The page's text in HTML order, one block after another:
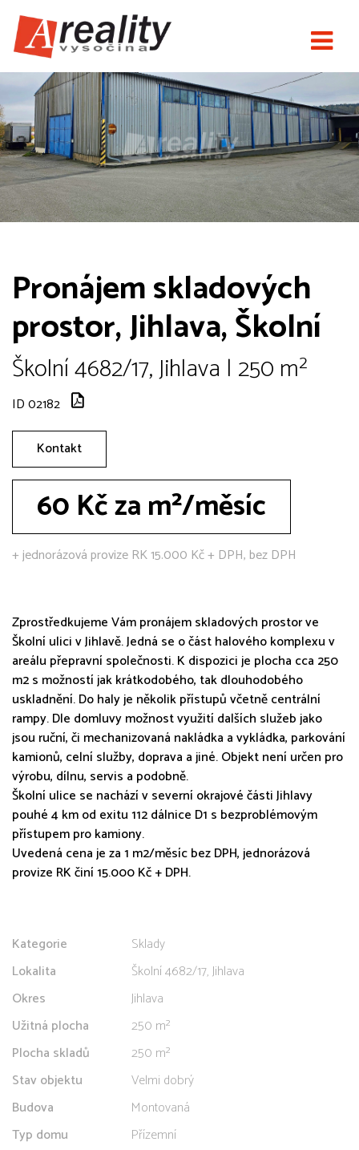
Pronájem skladových
prostor, Jihlava, Školní
Školní 4682/17, Jihlava | 250 m²
ID 02182
Kontakt
60 Kč za m²/měsíc
+ jednorázová provize RK 15.000 Kč + DPH, bez DPH
Zprostředkujeme Vám pronájem skladových prostor ve
Školní ulici v Jihlavě. Jedná se o část halového komplexu v
areálu přepravní společnosti. K dispozici je plocha cca 250
m2 s možností jak krátkodobého, tak dlouhodobého
uskladnění. Do haly je několik přístupů včetně centrální
rampy. Dle domluvy možnost využití dalších služeb jako
jsou ruční, či mechanizovaná nakládka a vykládka, parkování
kamionů, celní služby, doprava a jiné. Objekt není určen pro
výrobu, dílnu, servis a podobně.
Školní ulice se nachází v severní okrajové části Jihlavy
pouhé 4 km od exitu 112 dálnice D1 s bezproblémovým
přístupem pro kamiony.
Uvedená cena je za 1 m2/měsíc bez DPH, jednorázová
provize RK činí 15.000 Kč + DPH.
Kategorie
Sklady
Lokalita
Školní 4682/17, Jihlava
Okres
Jihlava
Užitná plocha
250 m²
Plocha skladů
250 m²
Stav objektu
Velmi dobrý
Budova
Montovaná
Typ domu
Přízemní